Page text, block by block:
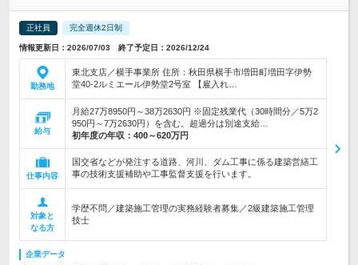
正社員 完全週休2日制
情報更新日：2026/07/03 終了予定日：2026/12/24
勤務地
東北支店／横手事業所 住所：秋田県横手市増田町増田字伊勢
堂40-2ルミエール伊勢堂2号室 【雇入れ…
給与
月給27万8950円～38万2630円 ※固定残業代（30時間分／5万2
950円～7万2630円）を含む。超過分は別途支給…
初年度の年収： 400～620万円
仕事内容
国交省などが発注する道路、河川、ダム工事に係る建築営繕工
事の技術支援補助や工事監督支援を行います。
対象と
なる方
学歴不問／建築施工管理の実務経験者募集／2級建築施工管理
技士
企業データ